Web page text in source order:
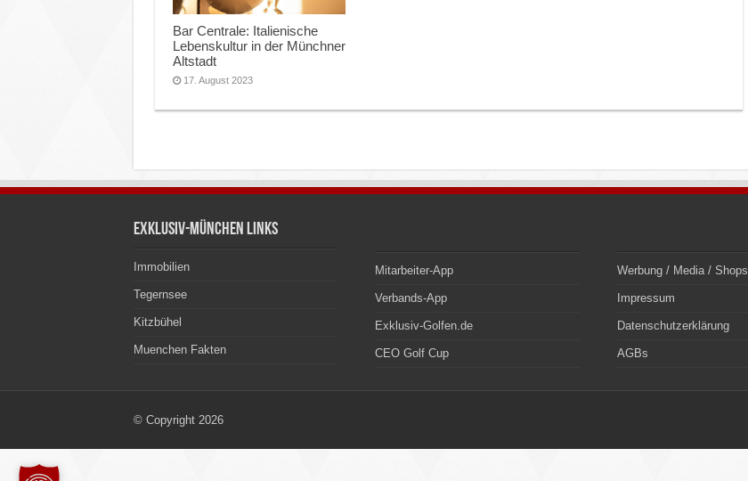
Bar Centrale: Italienische
Lebenskultur in der Münchner
Altstadt
17. August 2023
Exklusiv-München Links
Immobilien
Tegernsee
Kitzbühel
Muenchen Fakten
Mitarbeiter-App
Verbands-App
Exklusiv-Golfen.de
CEO Golf Cup
Werbung / Media / Shops
Impressum
Datenschutzerklärung
AGBs
© Copyright 2026